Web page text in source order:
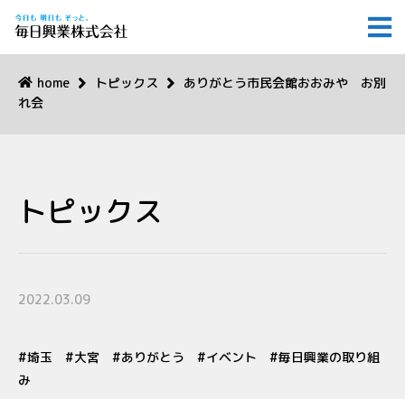
home トピックス
ありがとう市民会館おおみや お別
れ会
トピックス
2022.03.09
埼玉 大宮 ありがとう イベント
毎日興業の取り組
み